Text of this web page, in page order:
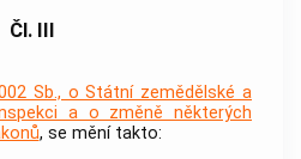
Čl. III
Sb., o Státní zemědělské a
a o změně některých
, se mění takto: